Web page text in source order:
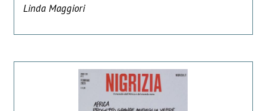
Linda Maggiori